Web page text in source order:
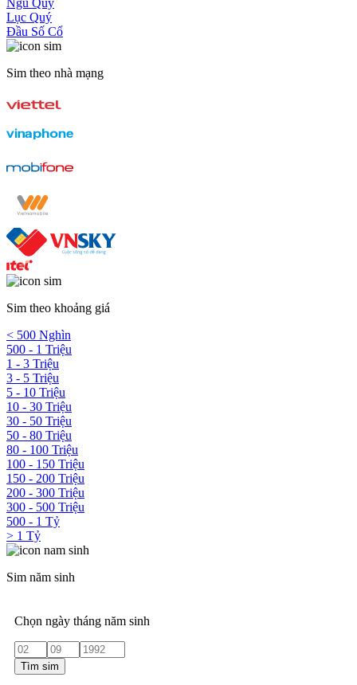
Ngũ Quý
Lục Quý
Đầu Số Cổ
Sim theo nhà mạng
Sim theo khoảng giá
< 500 Nghìn
500 - 1 Triệu
1 - 3 Triệu
3 - 5 Triệu
5 - 10 Triệu
10 - 30 Triệu
30 - 50 Triệu
50 - 80 Triệu
80 - 100 Triệu
100 - 150 Triệu
150 - 200 Triệu
200 - 300 Triệu
300 - 500 Triệu
500 - 1 Tỷ
> 1 Tỷ
Sim năm sinh
Chọn ngày tháng năm sinh
Tìm sim